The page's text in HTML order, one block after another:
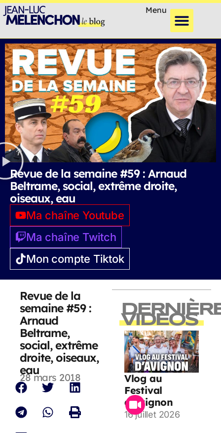
Menu
Revue de la semaine #59 : Arnaud
Beltrame, social, extrême droite,
oiseaux, eau
Ma chaîne Youtube
Ma chaîne Twitch
Mon compte Tiktok
Revue de la
semaine #59 :
Arnaud
Beltrame,
social, extrême
droite, oiseaux,
eau
28 mars 2018
VIDEOS
Vlog au
Festival
d’Avignon
16 juillet 2026